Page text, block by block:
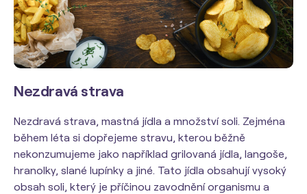
Nezdravá strava
Nezdravá strava, mastná jídla a množství soli. Zejména
během léta si dopřejeme stravu, kterou běžně
nekonzumujeme jako například grilovaná jídla, langoše,
hranolky, slané lupínky a jiné. Tato jídla obsahují vysoký
obsah soli, který je příčinou zavodnění organismu a